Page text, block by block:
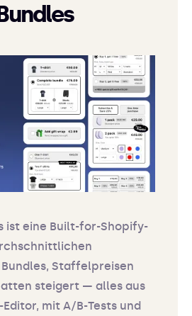
ist eine Built-for-Shopify-
Staffelpreisen
steigert — alles aus
mit A/B-Tests und